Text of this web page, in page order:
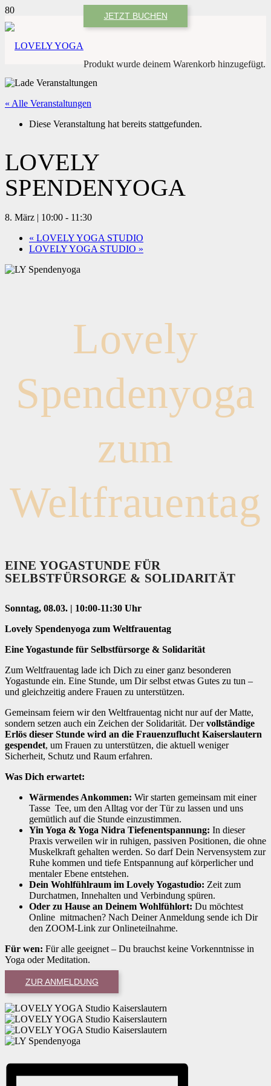
JETZT BUCHEN
Produkt wurde deinem Warenkorb hinzugefügt.
« Alle Veranstaltungen
Diese Veranstaltung hat bereits stattgefunden.
LOVELY
SPENDENYOGA
8. März | 10:00 - 11:30
« LOVELY YOGA STUDIO
LOVELY YOGA STUDIO »
Lovely
Spendenyoga
zum
Weltfrauentag
EINE YOGASTUNDE FÜR
SELBSTFÜRSORGE & SOLIDARITÄT
Sonntag, 08.03. | 10:00-11:30 Uhr
Lovely Spendenyoga zum Weltfrauentag
Eine Yogastunde für Selbstfürsorge & Solidarität
Zum Weltfrauentag lade ich Dich zu einer ganz besonderen
Yogastunde ein. Eine Stunde, um Dir selbst etwas Gutes zu tun –
und gleichzeitig andere Frauen zu unterstützen.
Gemeinsam feiern wir den Weltfrauentag nicht nur auf der Matte,
sondern setzen auch ein Zeichen der Solidarität. Dervollständige
Erlös dieser Stunde wird an die Frauenzuflucht Kaiserslautern
gespendet, um Frauen zu unterstützen, die aktuell weniger
Sicherheit, Schutz und Raum erfahren.
Was Dich erwartet:
Wärmendes Ankommen: Wir starten gemeinsam mit einer
Tasse Tee, um den Alltag vor der Tür zu lassen und uns
gemütlich auf die Stunde einzustimmen.
Yin Yoga & Yoga Nidra Tiefenentspannung: In dieser
Praxis verweilen wir in ruhigen, passiven Positionen, die ohne
Muskelkraft gehalten werden. So darf Dein Nervensystem zur
Ruhe kommen und tiefe Entspannung auf körperlicher und
mentaler Ebene entstehen.
Dein Wohlfühlraum im Lovely Yogastudio: Zeit zum
Durchatmen, Innehalten und Verbindung spüren.
Oder zu Hause an Deinem Wohlfühlort: Du möchtest
Online mitmachen? Nach Deiner Anmeldung sende ich Dir
den ZOOM-Link zur Onlineteilnahme.
Für wen: Für alle geeignet – Du brauchst keine Vorkenntnisse in
Yoga oder Meditation.
ZUR ANMELDUNG